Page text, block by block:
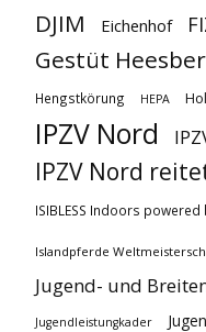
DJIM Eichenhof
Gestüt
Hengstkörung HEPA
IPZV Nord
IPZV Nord
ISIBLESS Indoors powered
Islandpferde
Jugend- und
Jugendleistungkader